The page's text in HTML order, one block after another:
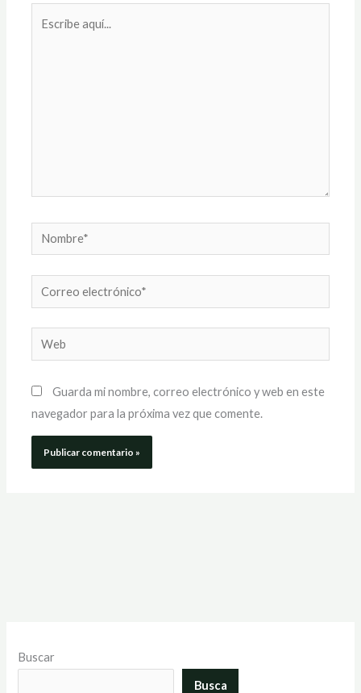
Nombre*
Correo
electrónico*
Web
Guarda mi nombre, correo electrónico y web en este
navegador para la próxima vez que comente.
Buscar
Busca